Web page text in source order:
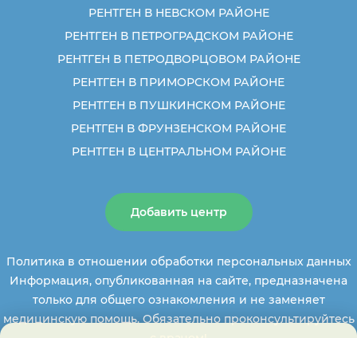
РЕНТГЕН В НЕВСКОМ РАЙОНЕ
РЕНТГЕН В ПЕТРОГРАДСКОМ РАЙОНЕ
РЕНТГЕН В ПЕТРОДВОРЦОВОМ РАЙОНЕ
РЕНТГЕН В ПРИМОРСКОМ РАЙОНЕ
РЕНТГЕН В ПУШКИНСКОМ РАЙОНЕ
РЕНТГЕН В ФРУНЗЕНСКОМ РАЙОНЕ
РЕНТГЕН В ЦЕНТРАЛЬНОМ РАЙОНЕ
Добавить центр
Политика в отношении обработки персональных данных
Информация, опубликованная на сайте, предназначена
только для общего ознакомления и не заменяет
медицинскую помощь. Обязательно проконсультируйтесь